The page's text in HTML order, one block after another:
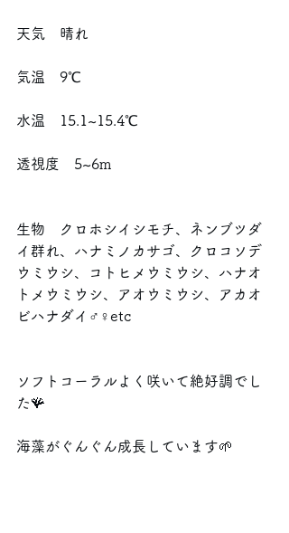
天気　晴れ
気温　9℃
水温　15.1~15.4℃
透視度　5~6m
生物　クロホシイシモチ、ネンブツダ
イ群れ、ハナミノカサゴ、クロコソデ
ウミウシ、コトヒメウミウシ、ハナオ
トメウミウシ、アオウミウシ、アカオ
ビハナダイ♂♀etc
ソフトコーラルよく咲いて絶好調でし
た🪸
海藻がぐんぐん成長しています🌱